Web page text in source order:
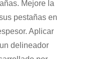
Mejore la
pestañas en
Aplicar
delineador